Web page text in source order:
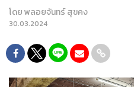
โดยพลอยจันทร์ สุขคง
30.03.2024